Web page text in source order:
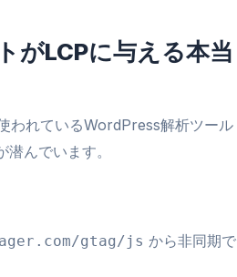
LCPに与える本当
われているWordPress解析ツール
潜んでいます。
gtag/js から非同期で